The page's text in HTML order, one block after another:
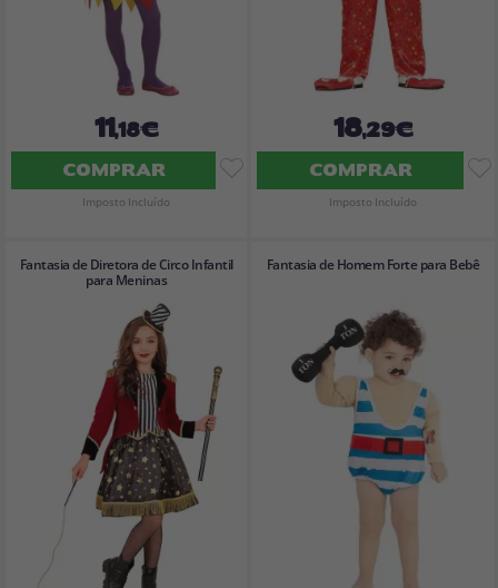
11,18€
COMPRAR
Imposto Incluído
18,29€
COMPRAR
Imposto Incluído
Fantasia de Diretora de Circo Infantil
para Meninas
Fantasia de Homem Forte para Bebê